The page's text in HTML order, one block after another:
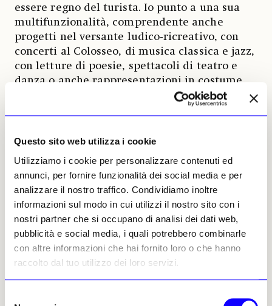
Questo sito web utilizza i cookie
Utilizziamo i cookie per personalizzare contenuti ed
annunci, per fornire funzionalità dei social media e per
analizzare il nostro traffico. Condividiamo inoltre
informazioni sul modo in cui utilizzi il nostro sito con i
nostri partner che si occupano di analisi dei dati web,
pubblicità e social media, i quali potrebbero combinarle
con altre informazioni che hai fornito loro o che hanno
raccolto dal tuo utilizzo dei loro servizi.
essere regno del turista. Io punto a una sua
multifunzionalità, comprendente anche
progetti nel versante ludico-ricreativo, con
concerti al Colosseo, di musica classica e jazz,
con letture di poesie, spettacoli di teatro e
danza o anche rappresentazioni in costume
Milano si aggiudicò la realizzazione
sostituzione di quella parziale, realizzata
nel 1997.
La copertura completa dei sotterranei del
Colosseo non potrà nell’immediato essere
realizzata integralmente. Il bando del 2021,
infatti, prevedeva un costo complessivo dei
materiali da adottare, che, per il Covid-19, la
guerra in Ucraina e altri eventi che hanno
influito sugli assetti economico-finanziari
internazionali, non è più possibile rispettare.